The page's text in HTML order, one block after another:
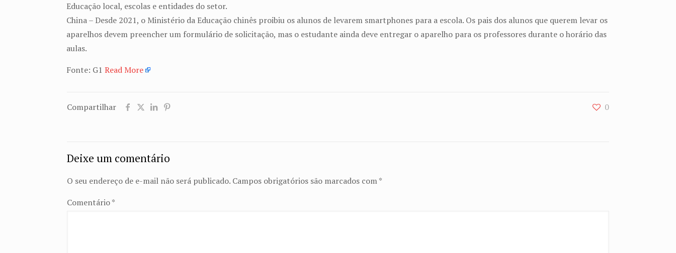
Educação local, escolas e entidades do setor.
China – Desde 2021, o Ministério da Educação chinês proibiu os alunos de levarem smartphones para a escola. Os pais dos alunos que querem levar os
aparelhos devem preencher um formulário de solicitação, mas o estudante ainda deve entregar o aparelho para os professores durante o horário das
aulas.
Fonte: G1Read More
Compartilhar 0
Deixe um comentário
O seu endereço de e-mail não será publicado. Campos obrigatórios são marcados com*
Comentário*